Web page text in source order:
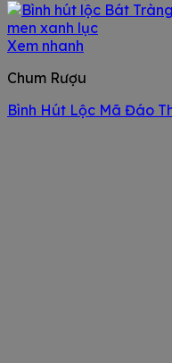
Xem nhanh
Chum Rượu
Bình Hút Lộc Mã Đáo